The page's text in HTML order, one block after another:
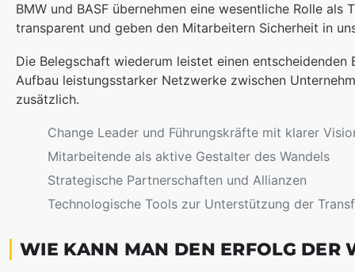
BMW und BASF übernehmen eine wesentliche Rolle
transparent und geben den Mitarbeitern Sicherheit in
Die Belegschaft wiederum leistet einen
Aufbau leistungsstarker Netzwerke zwischen
zusätzlich.
Change Leader und Führungskräfte mit klarer
Mitarbeitende als aktive Gestalter des Wandels
Strategische Partnerschaften und Allianzen
Technologische Tools zur Unterstützung der
WIE KANN MAN DEN ERFOLG DER